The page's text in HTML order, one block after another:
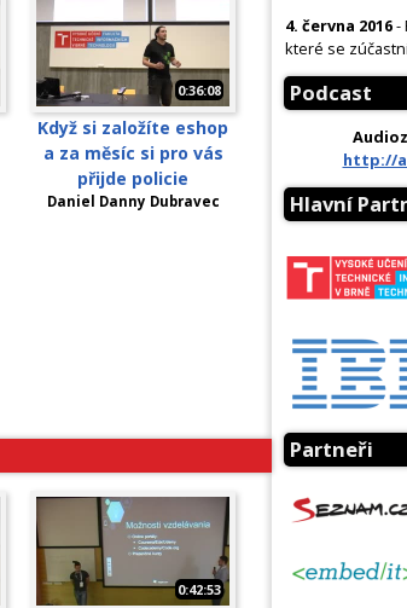
0:36:08
Když si založíte eshop
a za měsíc si pro vás
přijde policie
Daniel Danny Dubravec
0:42:53
4. června 2016-
které se
Podcast
http://
Hlavní
Partneři